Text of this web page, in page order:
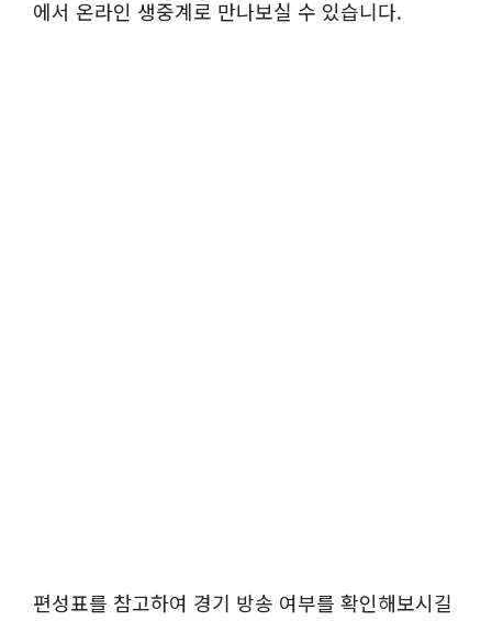
에서 온라인 생중계로 만나보실 수 있습니다.
편성표를 참고하여 경기 방송 여부를 확인해보시길